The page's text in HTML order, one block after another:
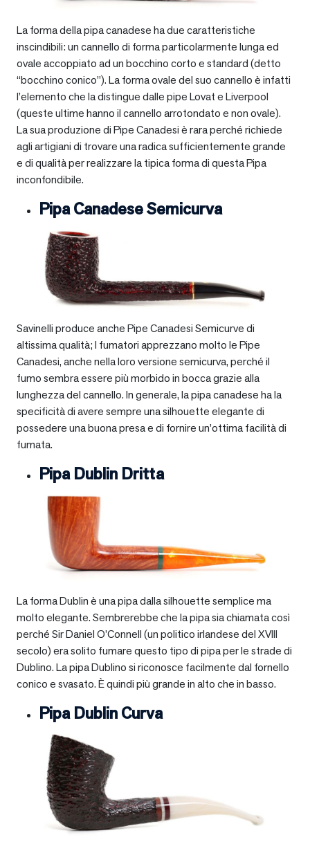
La forma della pipa canadese ha due caratteristiche
inscindibili: un cannello di forma particolarmente lunga ed
ovale accoppiato ad un bocchino corto e standard (detto
“bocchino conico”). La forma ovale del suo cannello è infatti
l’elemento che la distingue dalle pipe Lovat e Liverpool
(queste ultime hanno il cannello arrotondato e non ovale).
La sua produzione di Pipe Canadesi è rara perché richiede
agli artigiani di trovare una radica sufficientemente grande
e di qualità per realizzare la tipica forma di questa Pipa
inconfondibile.
Pipa Canadese Semicurva
Savinelli produce anche Pipe Canadesi Semicurve di
altissima qualità; I fumatori apprezzano molto le Pipe
Canadesi, anche nella loro versione semicurva, perché il
fumo sembra essere più morbido in bocca grazie alla
lunghezza del cannello. In generale, la pipa canadese ha la
specificità di avere sempre una silhouette elegante di
possedere una buona presa e di fornire un’ottima facilità di
fumata.
Pipa Dublin Dritta
La forma Dublin è una pipa dalla silhouette semplice ma
molto elegante. Sembrerebbe che la pipa sia chiamata così
perché Sir Daniel O’Connell (un politico irlandese del XVIII
secolo) era solito fumare questo tipo di pipa per le strade di
Dublino. La pipa Dublino si riconosce facilmente dal fornello
conico e svasato. È quindi più grande in alto che in basso.
Pipa Dublin Curva